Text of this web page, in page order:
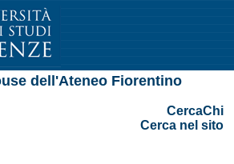
dell'Ateneo Fiorentino
CercaChi
Cerca nel sito